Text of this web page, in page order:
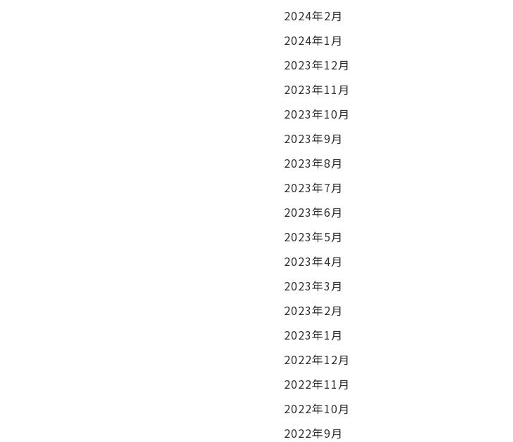
2024年2月
2024年1月
2023年12月
2023年11月
2023年10月
2023年9月
2023年8月
2023年7月
2023年6月
2023年5月
2023年4月
2023年3月
2023年2月
2023年1月
2022年12月
2022年11月
2022年10月
2022年9月